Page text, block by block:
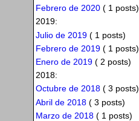
Febrero de 2020( 1 posts)
2019:
Julio de 2019( 1 posts)
Febrero de 2019( 1 posts)
Enero de 2019( 2 posts)
2018:
Octubre de 2018( 3 posts)
Abril de 2018( 3 posts)
Marzo de 2018( 1 posts)